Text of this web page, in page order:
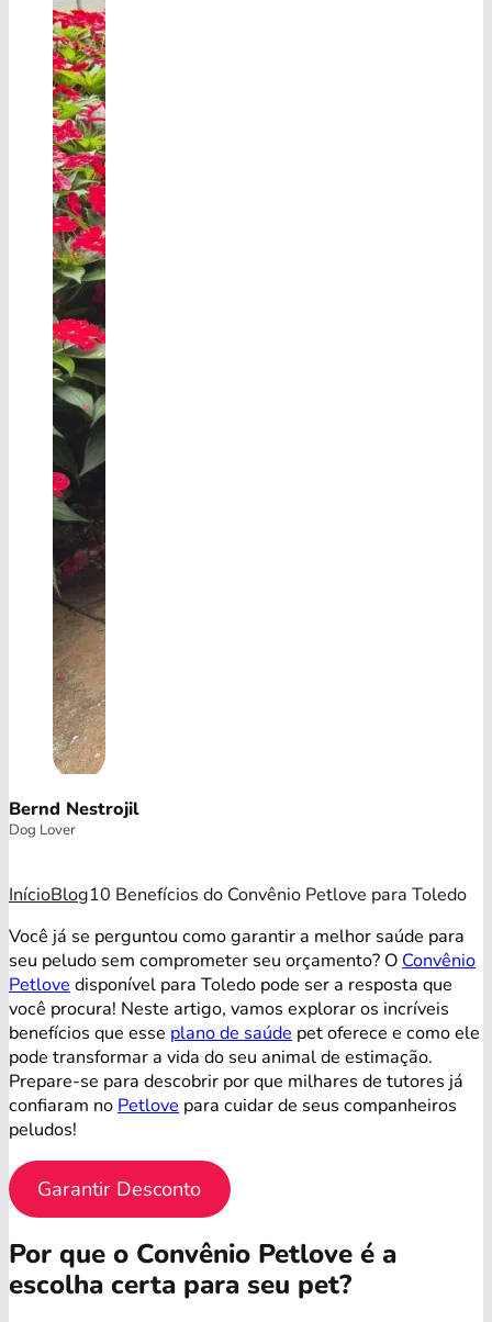
Bernd Nestrojil
Dog Lover
InícioBlog10 Benefícios do Convênio Petlove para Toledo
Você já se perguntou como garantir a melhor saúde para
seu peludo sem comprometer seu orçamento? O Convênio
Petlove disponível para Toledo pode ser a resposta que
você procura! Neste artigo, vamos explorar os incríveis
benefícios que esse plano de saúde pet oferece e como ele
pode transformar a vida do seu animal de estimação.
Prepare-se para descobrir por que milhares de tutores já
confiaram no Petlove para cuidar de seus companheiros
peludos!
Garantir Desconto
Por que o Convênio Petlove é a
escolha certa para seu pet?